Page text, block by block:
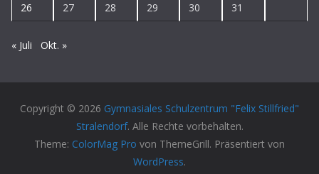
26 27 28 29 30 31
« Juli Okt. »
Copyright © 2026 Gymnasiales Schulzentrum "Felix Stillfried"
Stralendorf. Alle Rechte vorbehalten.
Theme: ColorMag Pro von ThemeGrill. Präsentiert von
WordPress.